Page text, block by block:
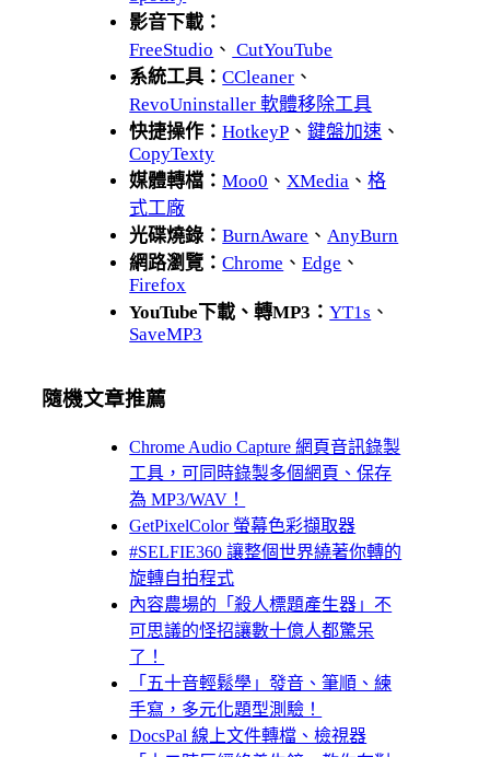
影音下載：
FreeStudio 、 CutYouTube
系統工具：CCleaner 、
RevoUninstaller 軟體移除工具
快捷操作：HotkeyP 、鍵盤加速 、
CopyTexty
媒體轉檔：Moo0 、 XMedia 、格
式工廠
光碟燒錄：BurnAware 、 AnyBurn
網路瀏覽：Chrome 、Edge 、
Firefox
YouTube下載、轉MP3：YT1s 、
SaveMP3
隨機文章推薦
Chrome Audio Capture 網頁音訊錄製
工具，可同時錄製多個網頁、保存
為 MP3/WAV！
GetPixelColor 螢幕色彩擷取器
#SELFIE360 讓整個世界繞著你轉的
旋轉自拍程式
內容農場的「殺人標題產生器」不
可思議的怪招讓數十億人都驚呆
了！
「五十音輕鬆學」發音、筆順、練
手寫，多元化題型測驗！
DocsPal 線上文件轉檔、檢視器